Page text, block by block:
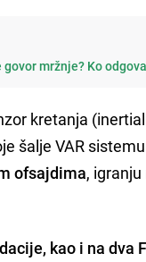
mržnje? Ko
kretanja
šalje VAR
ofsajdima,
kao i na dva